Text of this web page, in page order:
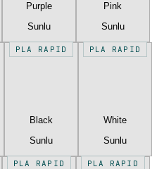
Purple
Sunlu
Pink
Sunlu
PLA RAPID
Black
Sunlu
PLA RAPID
White
Sunlu
PLA RAPID PLA RAPID